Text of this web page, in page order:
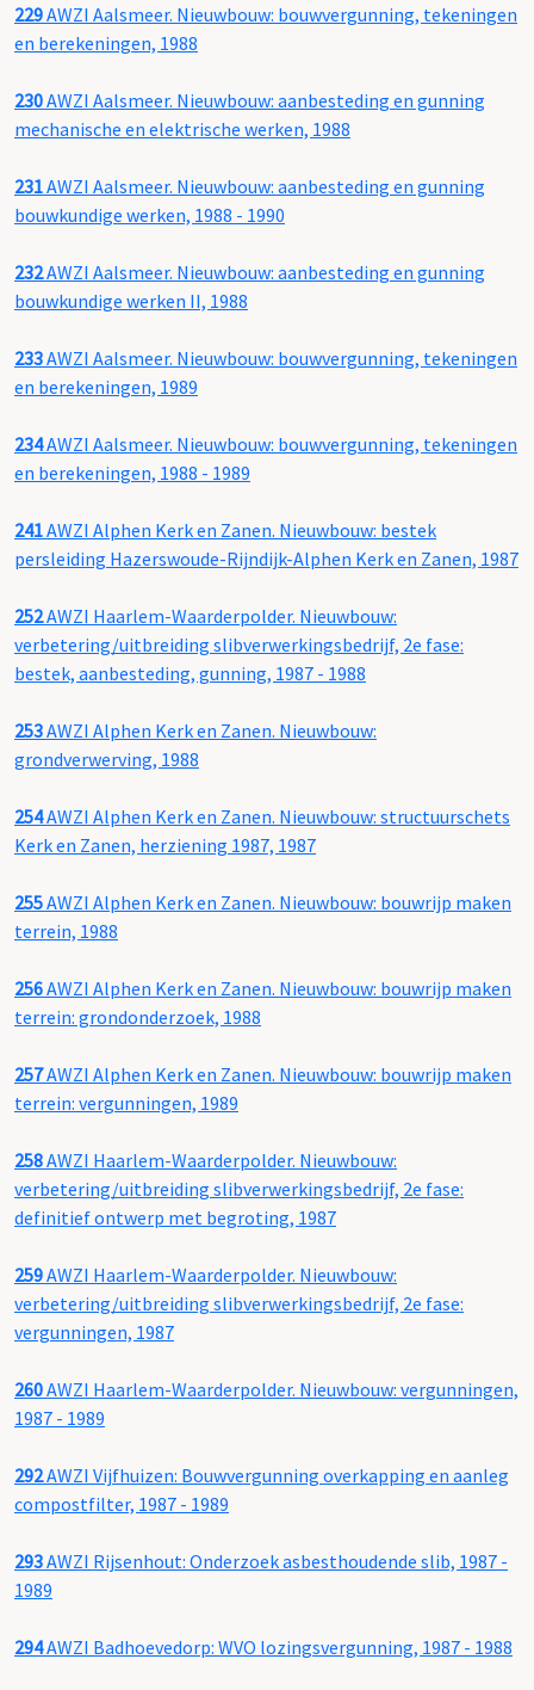
229AWZI Aalsmeer. Nieuwbouw: bouwvergunning, tekeningen
en berekeningen, 1988
230AWZI Aalsmeer. Nieuwbouw: aanbesteding en gunning
mechanische en elektrische werken, 1988
231AWZI Aalsmeer. Nieuwbouw: aanbesteding en gunning
bouwkundige werken, 1988 - 1990
232AWZI Aalsmeer. Nieuwbouw: aanbesteding en gunning
bouwkundige werken II, 1988
233AWZI Aalsmeer. Nieuwbouw: bouwvergunning, tekeningen
en berekeningen, 1989
234AWZI Aalsmeer. Nieuwbouw: bouwvergunning, tekeningen
en berekeningen, 1988 - 1989
241AWZI Alphen Kerk en Zanen. Nieuwbouw: bestek
persleiding Hazerswoude-Rijndijk-Alphen Kerk en Zanen, 1987
252AWZI Haarlem-Waarderpolder. Nieuwbouw:
verbetering/uitbreiding slibverwerkingsbedrijf, 2e fase:
bestek, aanbesteding, gunning, 1987 - 1988
253AWZI Alphen Kerk en Zanen. Nieuwbouw:
grondverwerving, 1988
254AWZI Alphen Kerk en Zanen. Nieuwbouw: structuurschets
Kerk en Zanen, herziening 1987, 1987
255AWZI Alphen Kerk en Zanen. Nieuwbouw: bouwrijp maken
terrein, 1988
256AWZI Alphen Kerk en Zanen. Nieuwbouw: bouwrijp maken
terrein: grondonderzoek, 1988
257AWZI Alphen Kerk en Zanen. Nieuwbouw: bouwrijp maken
terrein: vergunningen, 1989
258AWZI Haarlem-Waarderpolder. Nieuwbouw:
verbetering/uitbreiding slibverwerkingsbedrijf, 2e fase:
definitief ontwerp met begroting, 1987
259AWZI Haarlem-Waarderpolder. Nieuwbouw:
verbetering/uitbreiding slibverwerkingsbedrijf, 2e fase:
vergunningen, 1987
260AWZI Haarlem-Waarderpolder. Nieuwbouw: vergunningen,
1987 - 1989
292AWZI Vijfhuizen: Bouwvergunning overkapping en aanleg
compostfilter, 1987 - 1989
293AWZI Rijsenhout: Onderzoek asbesthoudende slib, 1987 -
1989
294AWZI Badhoevedorp: WVO lozingsvergunning, 1987 - 1988